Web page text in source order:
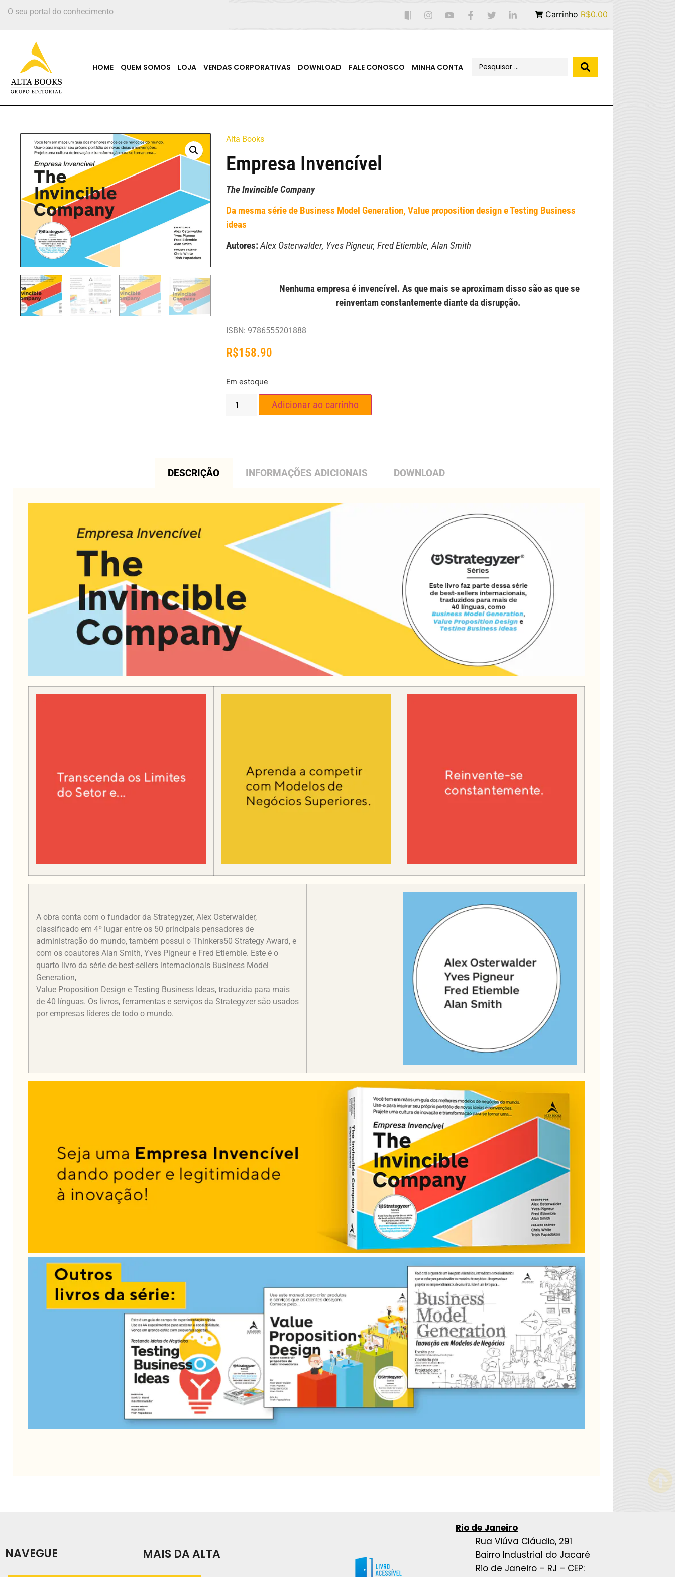
O seu portal do conhecimento Carrinho R$0.00
HOME QUEM SOMOS LOJA VENDAS CORPORATIVAS DOWNLOAD FALE CONOSCO MINHA CONTA
Alta Books
Empresa Invencível
The Invincible Company
Da mesma série de Business Model Generation, Value proposition design e Testing Business
ideas
Autores:Alex Osterwalder, Yves Pigneur, Fred Etiemble, Alan Smith
Nenhuma empresa é invencível. As que mais se aproximam disso são as que se
reinventam constantemente diante da disrupção.
ISBN: 9786555201888
R$158.90
Em estoque
Adicionar ao carrinho
DESCRIÇÃO INFORMAÇÕES ADICIONAIS DOWNLOAD
A obra conta com o fundador da Strategyzer, Alex Osterwalder,
classificado em 4º lugar entre os 50 principais pensadores de
administração do mundo, também possui o Thinkers50 Strategy Award, e
com os coautores Alan Smith, Yves Pigneur e Fred Etiemble. Este é o
quarto livro da série de best-sellers internacionais Business Model
Generation,
Value Proposition Design e Testing Business Ideas, traduzida para mais
de 40 línguas. Os livros, ferramentas e serviços da Strategyzer são usados
por empresas líderes de todo o mundo.
NAVEGUE MAIS DA ALTA
Rio de Janeiro
Rua Viúva Cláudio, 291
Bairro Industrial do Jacaré
Rio de Janeiro – RJ – CEP: